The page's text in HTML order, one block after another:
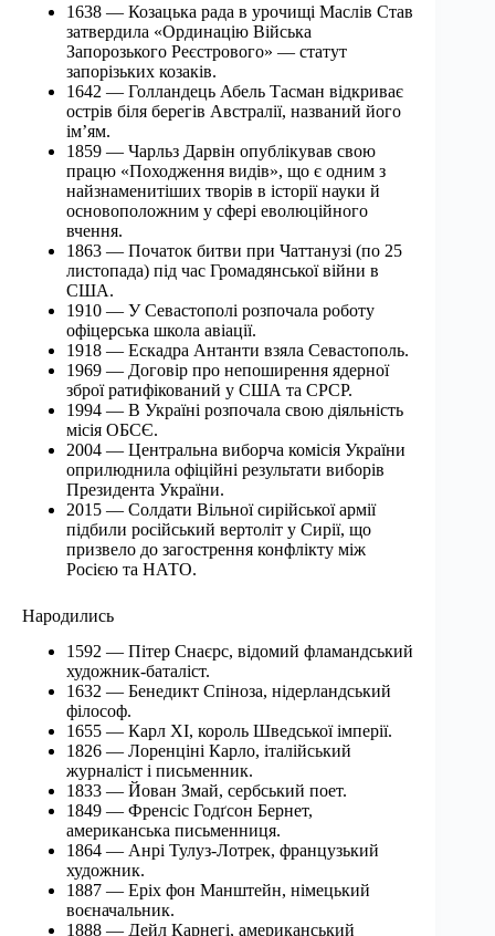
1638 — Козацька рада в урочищі Маслів Став
затвердила «Ординацію Війська
Запорозького Реєстрового» — статут
запорізьких козаків.
1642 — Голландець Абель Тасман відкриває
острів біля берегів Австралії, названий його
ім’ям.
1859 — Чарльз Дарвін опублікував свою
працю «Походження видів», що є одним з
найзнаменитіших творів в історії науки й
основоположним у сфері еволюційного
вчення.
1863 — Початок битви при Чаттанузі (по 25
листопада) під час Громадянської війни в
США.
1910 — У Севастополі розпочала роботу
офіцерська школа авіації.
1918 — Ескадра Антанти взяла Севастополь.
1969 — Договір про непоширення ядерної
зброї ратифікований у США та СРСР.
1994 — В Україні розпочала свою діяльність
місія ОБСЄ.
2004 — Центральна виборча комісія України
оприлюднила офіційні результати виборів
Президента України.
2015 — Солдати Вільної сирійської армії
підбили російський вертоліт у Сирії, що
призвело до загострення конфлікту між
Росією та НАТО.
Народились
1592 — Пітер Снаєрс, відомий фламандський
художник-баталіст.
1632 — Бенедикт Спіноза, нідерландський
філософ.
1655 — Карл XI, король Шведської імперії.
1826 — Лоренціні Карло, італійський
журналіст і письменник.
1833 — Йован Змай, сербський поет.
1849 — Френсіс Годґсон Бернет,
американська письменниця.
1864 — Анрі Тулуз-Лотрек, французький
художник.
1887 — Еріх фон Манштейн, німецький
воєначальник.
1888 — Дейл Карнегі, американський